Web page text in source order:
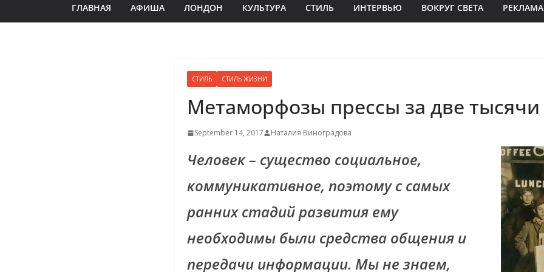
ГЛАВНАЯ АФИША ЛОНДОН КУЛЬТУРА СТИЛЬ ИНТЕРВЬЮ ВОКРУГ СВЕТА РЕКЛАМА
СТИЛЬ СТИЛЬ ЖИЗНИ
Метаморфозы прессы за две тысячи
September 14, 2017 Наталия Виноградова
Человек – существо социальное,
коммуникативное, поэтому с самых
ранних стадий развития ему
необходимы были средства общения и
передачи информации. Мы не знаем,